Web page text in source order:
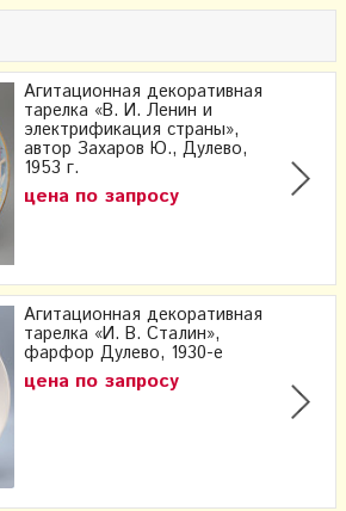
Агитационная декоративная
тарелка «В. И. Ленин и
электрификация страны»,
автор Захаров Ю., Дулево,
1953 г.
цена по запросу
Агитационная декоративная
тарелка «И. В. Сталин»,
фарфор Дулево, 1930-е
цена по запросу